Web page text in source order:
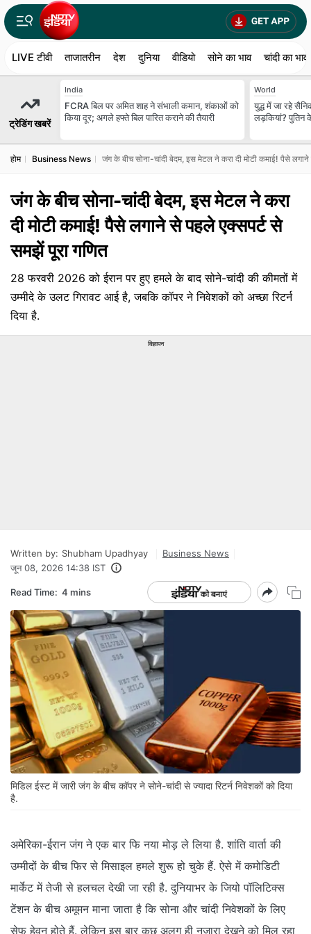
LIVE टीवी ताजातरीन देश दुनिया वीडियो सोने का भाव चांदी का भाव
ट्रेडिंग खबरें
India
FCRA बिल पर अमित शाह ने संभाली कमान, शंकाओं को
किया दूर; अगले हफ्ते बिल पारित कराने की तैयारी
World
युद्ध में जा रहे
लड़कियां? पुतिन
होम Business News जंग के बीच सोना-चांदी बेदम, इस मेटल ने करा दी मोटी कमाई! पैसे
जंग के बीच सोना-चांदी बेदम, इस मेटल ने करा
दी मोटी कमाई! पैसे लगाने से पहले एक्‍सपर्ट से
समझें पूरा गणित
28 फरवरी 2026 को ईरान पर हुए हमले के बाद सोने-चांदी की कीमतों में
उम्मीदे के उलट गिरावट आई है, जबकि कॉपर ने निवेशकों को अच्छा रिटर्न
दिया है.
विज्ञापन
Written by: Shubham Upadhyay
Business News
जून 08, 2026 14:38 IST
Read Time: 4 mins
मिडिल ईस्ट में जारी जंग के बीच कॉपर ने सोने-चांदी से ज्यादा रिटर्न निवेशकों को दिया
है.
अमेरिका-ईरान जंग ने एक बार फि नया मोड़ ले लिया है. शांति वार्ता की
उम्मीदों के बीच फिर से मिसाइल हमले शुरू हो चुके हैं. ऐसे में कमोडिटी
मार्केट में तेजी से हलचल देखी जा रही है. दुनियाभर के जियो पॉलिटिक्स
टेंशन के बीच अमूमन माना जाता है कि सोना और चांदी निवेशकों के लिए
सेफ हेवन होते हैं. लेकिन इस बार कुछ अलग ही नजारा देखने को मिल रहा